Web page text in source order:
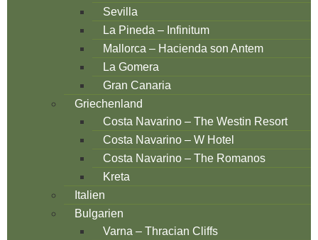
Sevilla
La Pineda – Infinitum
Mallorca – Hacienda son Antem
La Gomera
Gran Canaria
Griechenland
Costa Navarino – The Westin Resort
Costa Navarino – W Hotel
Costa Navarino – The Romanos
Kreta
Italien
Bulgarien
Varna – Thracian Cliffs